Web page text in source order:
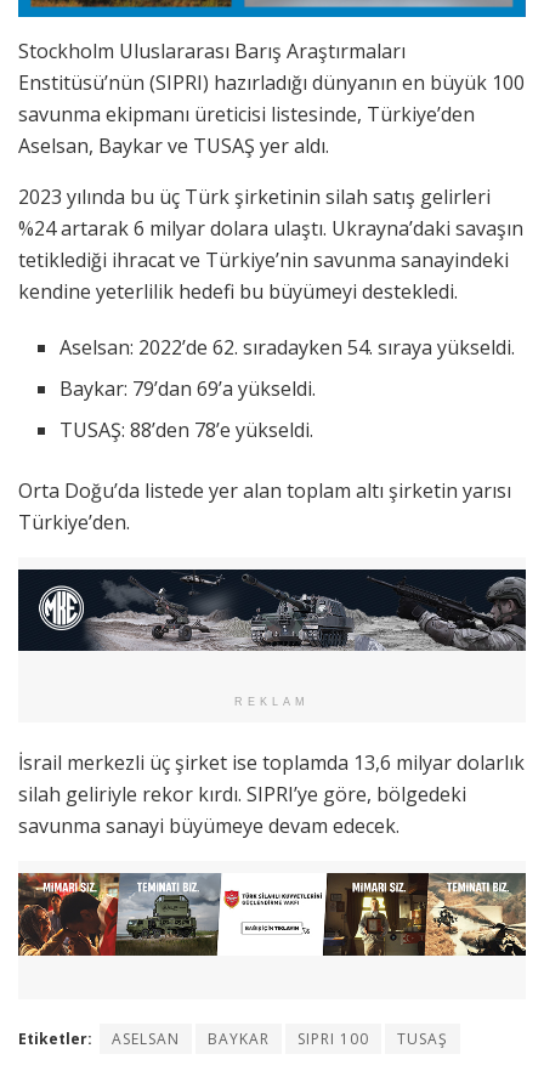
Stockholm Uluslararası Barış Araştırmaları
Enstitüsü’nün (SIPRI) hazırladığı dünyanın en büyük 100
savunma ekipmanı üreticisi listesinde, Türkiye’den
Aselsan, Baykar ve TUSAŞ yer aldı.
2023 yılında bu üç Türk şirketinin silah satış gelirleri
%24 artarak 6 milyar dolara ulaştı. Ukrayna’daki savaşın
tetiklediği ihracat ve Türkiye’nin savunma sanayindeki
kendine yeterlilik hedefi bu büyümeyi destekledi.
Aselsan: 2022’de 62. sıradayken 54. sıraya yükseldi.
Baykar: 79’dan 69’a yükseldi.
TUSAŞ: 88’den 78’e yükseldi.
Orta Doğu’da listede yer alan toplam altı şirketin yarısı
Türkiye’den.
REKLAM
İsrail merkezli üç şirket ise toplamda 13,6 milyar dolarlık
silah geliriyle rekor kırdı. SIPRI’ye göre, bölgedeki
savunma sanayi büyümeye devam edecek.
Etiketler: ASELSAN BAYKAR SIPRI 100 TUSAŞ